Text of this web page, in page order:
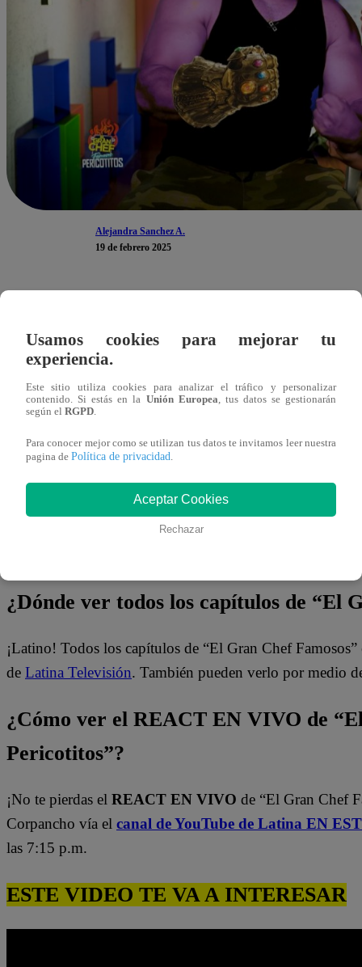
Alejandra Sanchez A.
19 de febrero 2025
plato para sorprender al jurado. Sin embargo, en la
lechuga.
Eli, notando la escasez del ingrediente, le preguntó a su
lechuga, mi amor?”
suficiente, respondió:“Piqué mucha”. No obstante, al
“De repente sí me faltó picar un poquito”
¿Lograrán resolver este problema a tiempo?
No te pierdasEl Gran Chef Famosos:
¿Dónde ver todos los capítulos de “El
¡Latino! Todos los capítulos de “El Gran Chef
de Latina Televisión. También pueden verlo por medio
¿Cómo ver el REACT EN VIVO de
Pericotitos”?
¡No te pierdas el REACT EN VIVO de “El Gran Chef
Corpancho vía el canal de YouTube de Latina EN
las 7:15 p.m.
ESTE VIDEO TE VA A INTERESAR
Usamos cookies para mejorar tu
experiencia.
Este sitio utiliza cookies para analizar el tráfico y personalizar
contenido. Si estás en la Unión Europea, tus datos se gestionarán
según el RGPD.
Para conocer mejor como se utilizan tus datos te invitamos leer nuestra
pagina de Política de privacidad.
Aceptar Cookies
Rechazar